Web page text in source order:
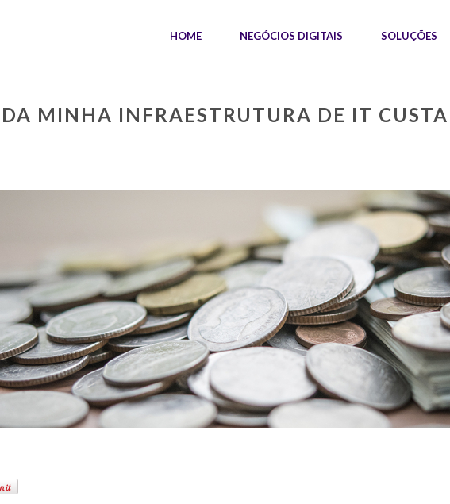
HOME NEGÓCIOS DIGITAIS SOLUÇÕES
MINHA INFRAESTRUTURA DE IT